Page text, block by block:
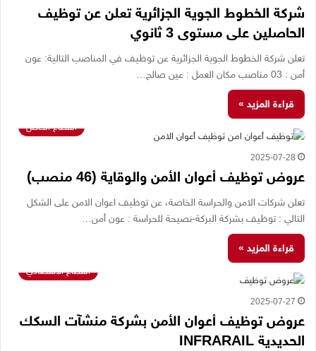
شركة الخطوط الجوية الجزائرية تعلن عن توظيف
الحاصلين على مستوى 3 ثانوي
تعلن شركة الخطوط الجوية الجزائرية عن توظيف في المناصب التالية: عون
أمن : 03 مناصب مكان العمل : عين صالح…
قراءة المزيد »
القطاع الخاص
2025-07-28
عروض توظيف أعوان الأمن والوقاية (46 منصب)
تعلن شركات الامن والحراسة الخاصة، عن توظيف اعوان الامن على الشكل
التالي : توظيف بشركة البركة-نصيحة للحراسة : عون أمن…
قراءة المزيد »
القطاع الاقتصادي
2025-07-27
عروض توظيف أعوان الأمن بشركة منشآت السكك
الحديدية INFRARAIL